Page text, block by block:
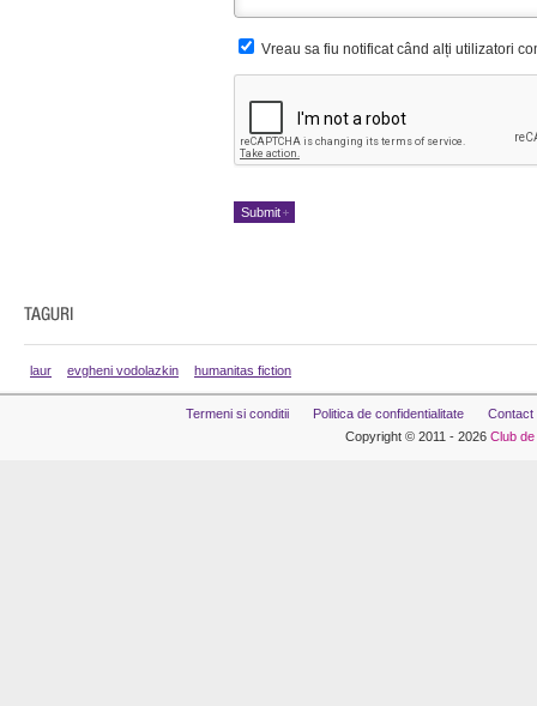
Vreau sa fiu notificat când alți utilizatori
laur evgheni vodolazkin humanitas fiction
Termeni si conditii Politica de confidentialitate
Contact
Copyright © 2011 - 2026 Club